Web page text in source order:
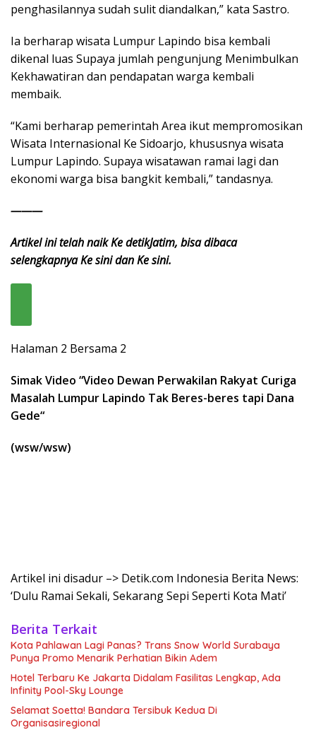
penghasilannya sudah sulit diandalkan,” kata Sastro.
Ia berharap wisata Lumpur Lapindo bisa kembali
dikenal luas Supaya jumlah pengunjung Menimbulkan
Kekhawatiran dan pendapatan warga kembali
membaik.
“Kami berharap pemerintah Area ikut mempromosikan
Wisata Internasional Ke Sidoarjo, khususnya wisata
Lumpur Lapindo. Supaya wisatawan ramai lagi dan
ekonomi warga bisa bangkit kembali,” tandasnya.
———
Artikel ini telah naik Ke detikJatim, bisa dibaca
selengkapnya Ke sini dan Ke sini.
Halaman 2 Bersama 2
Simak Video “Video Dewan Perwakilan Rakyat Curiga
Masalah Lumpur Lapindo Tak Beres-beres tapi Dana
Gede“
(wsw/wsw)
Artikel ini disadur –> Detik.com Indonesia Berita News:
‘Dulu Ramai Sekali, Sekarang Sepi Seperti Kota Mati’
Berita Terkait
Kota Pahlawan Lagi Panas? Trans Snow World Surabaya
Punya Promo Menarik Perhatian Bikin Adem
Hotel Terbaru Ke Jakarta Didalam Fasilitas Lengkap, Ada
Infinity Pool-Sky Lounge
Selamat Soetta! Bandara Tersibuk Kedua Di
Organisasiregional